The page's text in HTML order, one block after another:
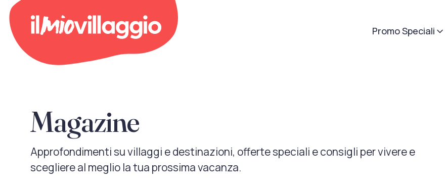
Promo Speciali
Magazine
Approfondimenti su villaggi e destinazioni, offerte speciali e consigli per vivere e
scegliere al meglio la tua prossima vacanza.